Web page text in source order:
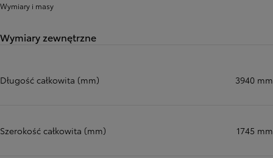
Wymiary i masy
Wymiary zewnętrzne
Długość całkowita (mm) 3940 mm
Szerokość całkowita (mm) 1745 mm